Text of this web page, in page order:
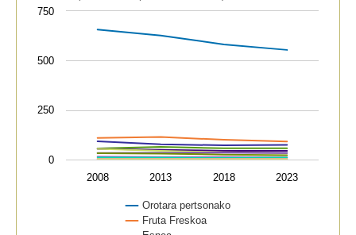
The chart has 1 Y axis displaying values. Data ranges
Orotara pertsonako
Fruta Freskoa
2008 2013 2018 2023
0
250
500
750